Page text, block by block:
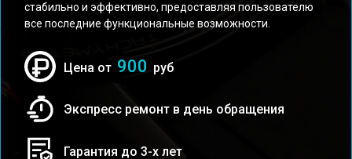
стабильно и эффективно, предоставляя пользователю
все последние функциональные возможности.
Цена от 900 руб
Экспресс ремонт в день обращения
Гарантия до 3-х лет